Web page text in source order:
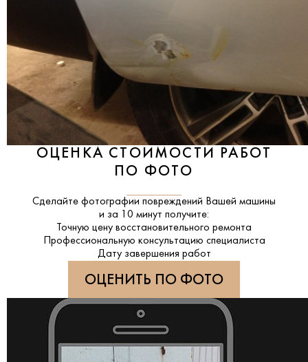
ОЦЕНКА СТОИМОСТИ РАБОТ
ПО ФОТО
Сделайте фотографии повреждений Вашей машины
и за
10 минут получите:
Точную цену восстановительного ремонта
Профессиональную консультацию специалиста
Дату завершения работ
ОЦЕНИТЬ ПО ФОТО